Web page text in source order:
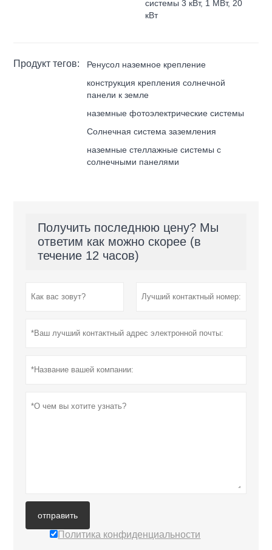
системы 3 кВт, 1 МВт, 20
кВт
Продукт тегов:
Ренусол наземное крепление
конструкция крепления солнечной
панели к земле
наземные фотоэлектрические системы
Солнечная система заземления
наземные стеллажные системы с
солнечными панелями
Получить последнюю цену? Мы
ответим как можно скорее (в
течение 12 часов)
отправить
Политика конфиденциальности